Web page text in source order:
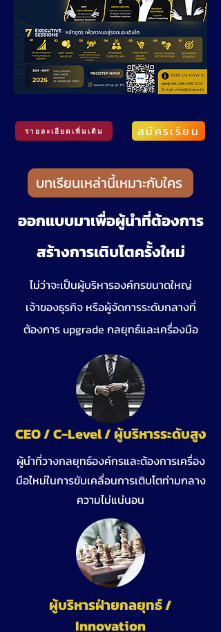
รายละเอียดเพิ่มเติม สมัครเรียน
บทเรียนเหล่านี้เหมาะกับใคร
ออกแบบมาเพื่อผู้นำที่ต้องการ
สร้างการเติบโตครั้งใหม่
ไม่ว่าจะเป็นผู้บริหารองค์กรขนาดใหญ่
เจ้าของธุรกิจ หรือผู้จัดการระดับกลางที่
ต้องการ upgrade กลยุทธ์และเครื่องมือ
CEO / C-Level / ผู้บริหารระดับสูง
ผู้นำที่วางกลยุทธ์องค์กรและต้องการเครื่อง
มือใหม่ในการขับเคลื่อนการเติบโตท่ามกลาง
ความไม่แน่นอน
ผู้บริหารฝ่ายกลยุทธ์ /
Innovation